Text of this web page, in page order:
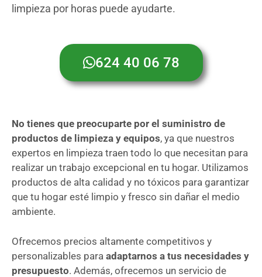
limpieza por horas puede ayudarte.
624 40 06 78
No tienes que preocuparte por el suministro de
productos de limpieza y equipos, ya que nuestros
expertos en limpieza traen todo lo que necesitan para
realizar un trabajo excepcional en tu hogar. Utilizamos
productos de alta calidad y no tóxicos para garantizar
que tu hogar esté limpio y fresco sin dañar el medio
ambiente.
Ofrecemos precios altamente competitivos y
personalizables para adaptarnos a tus necesidades y
presupuesto. Además, ofrecemos un servicio de